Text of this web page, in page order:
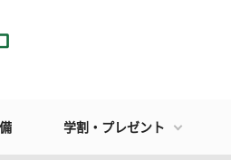
学割・プレゼント